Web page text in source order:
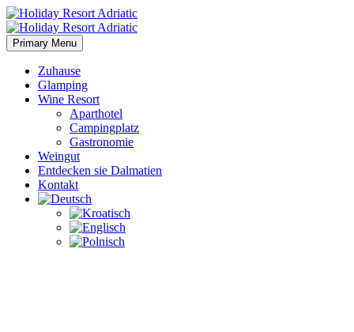
Primary Menu
Zuhause
Glamping
Wine Resort
Aparthotel
Campingplatz
Gastronomie
Weingut
Entdecken sie Dalmatien
Kontakt